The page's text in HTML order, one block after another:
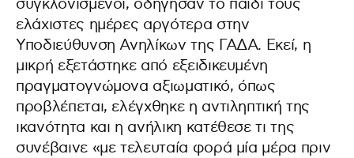
συγκλονισμένοι, οδήγησαν το παιδί τους
ελάχιστες ημέρες αργότερα στην
Υποδιεύθυνση Ανηλίκων της ΓΑΔΑ. Εκεί, η
μικρή εξετάστηκε από εξειδικευμένη
πραγματογνώμονα αξιωματικό, όπως
προβλέπεται, ελέγχθηκε η αντιληπτική της
ικανότητα και η ανήλικη κατέθεσε τι της
συνέβαινε «με τελευταία φορά μία μέρα πριν